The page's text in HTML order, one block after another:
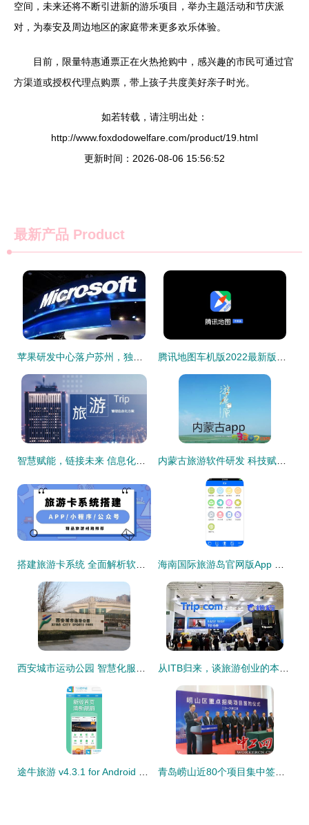
空间，未来还将不断引进新的游乐项目，举办主题活动和节庆派
对，为泰安及周边地区的家庭带来更多欢乐体验。
目前，限量特惠通票正在火热抢购中，感兴趣的市民可通过官
方渠道或授权代理点购票，带上孩子共度美好亲子时光。
如若转载，请注明出处：
http://www.foxdodowelfare.com/product/19.html
更新时间：2026-08-06 15:56:52
最新产品 Product